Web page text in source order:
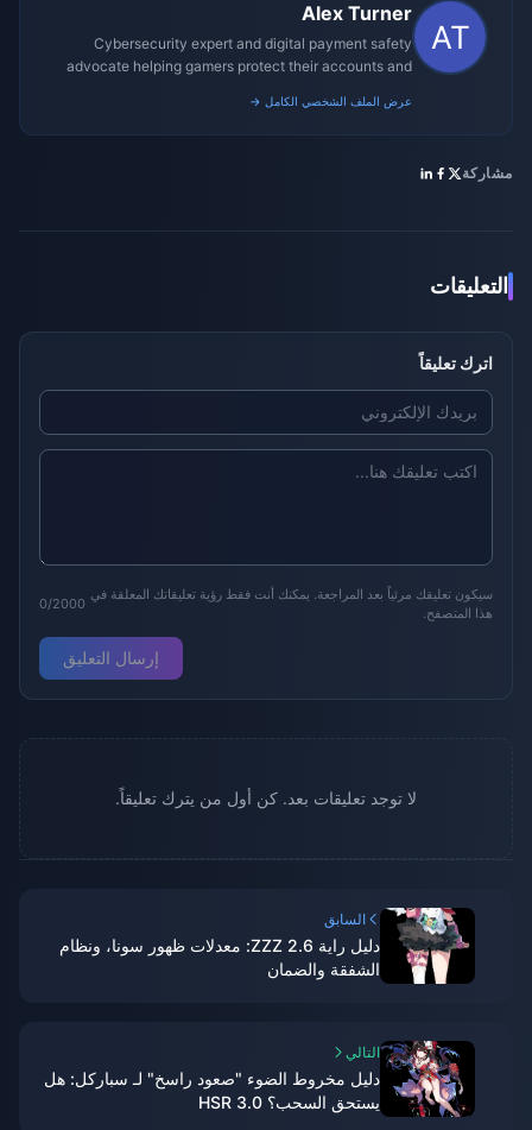
Alex Turner
Cybersecurity expert and digital payment safety
advocate helping gamers protect their accounts and
عرض الملف الشخصي الكامل →
مشاركة
التعليقات
اترك تعليقاً
سيكون تعليقك مرئياً بعد المراجعة. يمكنك أنت فقط رؤية تعليقاتك المعلقة في
هذا المتصفح.
0/2000
إرسال التعليق
لا توجد تعليقات بعد. كن أول من يترك تعليقاً.
السابق
دليل راية ZZZ 2.6: معدلات ظهور سونا، ونظام
الشفقة والضمان
التالي
دليل مخروط الضوء "صعود راسخ" لـ سباركل: هل
يستحق السحب؟ HSR 3.0